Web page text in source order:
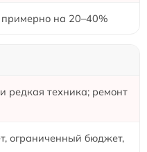
на 20–40%
редкая техника; ремонт
ограниченный бюджет,